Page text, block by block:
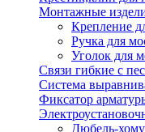
Монтажные
Крепление
Ручка для
Уголок для
Связи гибкие с
Система
Фиксатор
Дюбель-